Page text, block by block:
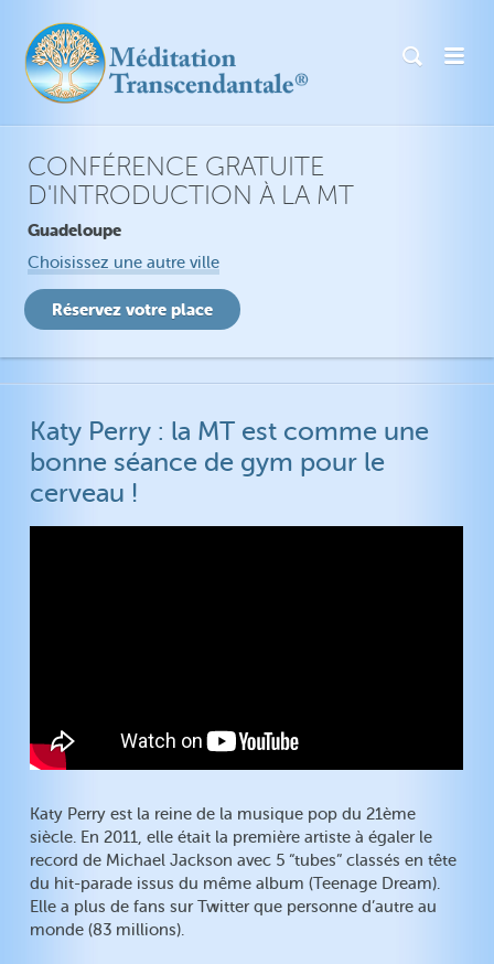
CONFÉRENCE GRATUITE
D'INTRODUCTION À LA MT
Guadeloupe
Choisissez une autre ville
Katy Perry : la MT est comme une
bonne séance de gym pour le
cerveau !
Katy Perry est la reine de la musique pop du 21ème
siècle. En 2011, elle était la première artiste à égaler le
record de Michael Jackson avec 5 “tubes” classés en tête
du hit-parade issus du même album (Teenage Dream).
Elle a plus de fans sur Twitter que personne d’autre au
monde (83 millions).